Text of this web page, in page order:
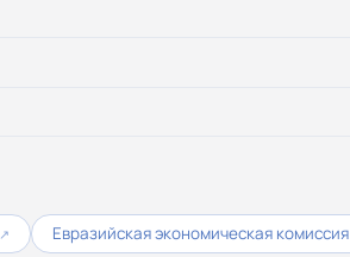
↗ Евразийская экономическая комиссия